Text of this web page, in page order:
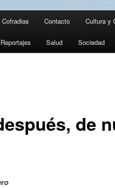
Cofradias Contacto Cultura y
Reportajes Salud Sociedad
de